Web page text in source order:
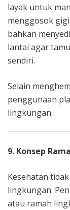
layak untuk
menggosok
bahkan
lantai agar
sendiri.
Selain
penggunaan
lingkungan.
9. Konsep
Kesehatan
lingkungan.
atau ramah